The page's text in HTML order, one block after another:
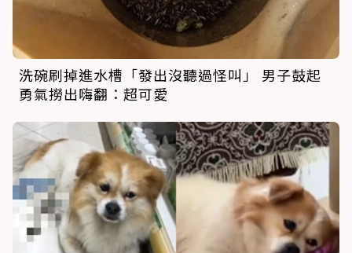
洗碗刷掉進水槽「發出沒聽過怪叫」 男子鼓起
勇氣撈出嗨翻：超可愛